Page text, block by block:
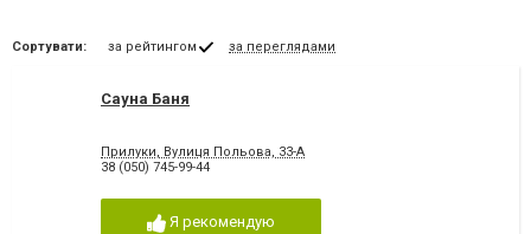
Сортувати: за рейтингом за переглядами
Сауна Баня
Прилуки, Вулиця Польова, 33-А
38 (050) 745-99-44
Я рекомендую